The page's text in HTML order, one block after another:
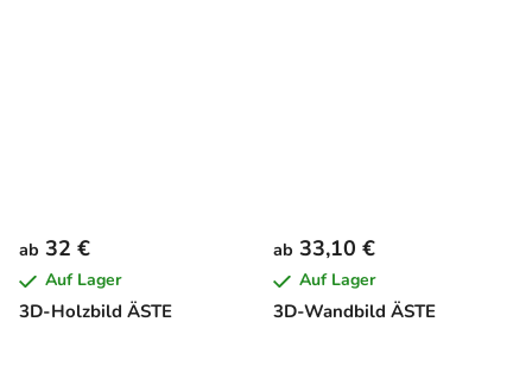
3D-Holzbild ÄSTE
ab 32 €
Auf Lager
3D-Wandbild ÄSTE
ab 33,10 €
Auf Lager